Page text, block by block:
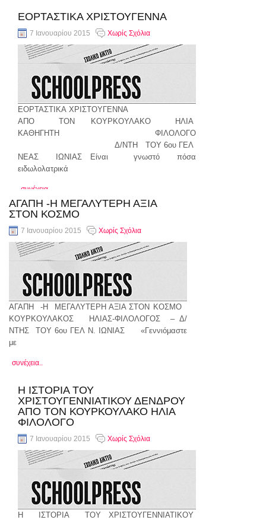
ΕΟΡΤΑΣΤΙΚΑ ΧΡΙΣΤΟΥΓΕΝΝΑ
7 Ιανουαρίου 2015 Χωρίς Σχόλια
ΕΟΡΤΑΣΤΙΚΑ ΧΡΙΣΤΟΥΓΕΝΝΑ
ΑΠΟ ΤΟΝ ΚΟΥΡΚΟΥΛΑΚΟ ΗΛΙΑ
ΚΑΘΗΓΗΤΗ ΦΙΛΟΛΟΓΟ
Δ/ΝΤΗ ΤΟΥ 6ου ΓΕΛ
ΝΕΑΣ ΙΩΝΙΑΣ Είναι γνωστό πόσα
ειδωλολατρικά
συνέχεια..
ΑΓΑΠΗ -Η ΜΕΓΑΛΥΤΕΡΗ ΑΞΙΑ
ΣΤΟΝ ΚΟΣΜΟ
7 Ιανουαρίου 2015 Χωρίς Σχόλια
ΑΓΑΠΗ -Η ΜΕΓΑΛΥΤΕΡΗ ΑΞΙΑ ΣΤΟΝ ΚΟΣΜΟ
ΚΟΥΡΚΟΥΛΑΚΟΣ ΗΛΙΑΣ-ΦΙΛΟΛΟΓΟΣ – Δ/
ΝΤΗΣ ΤΟΥ 6ου ΓΕΛ Ν. ΙΩΝΙΑΣ «Γεννιόμαστε
με
συνέχεια..
H ΙΣΤΟΡΙΑ ΤΟΥ
ΧΡΙΣΤΟΥΓΕΝΝΙΑΤΙΚΟΥ ΔΕΝΔΡΟΥ
ΑΠΟ ΤΟΝ ΚΟΥΡΚΟΥΛΑΚΟ ΗΛΙΑ
ΦΙΛΟΛΟΓΟ
7 Ιανουαρίου 2015 Χωρίς Σχόλια
H ΙΣΤΟΡΙΑ ΤΟΥ ΧΡΙΣΤΟΥΓΕΝΝΙΑΤΙΚΟΥ